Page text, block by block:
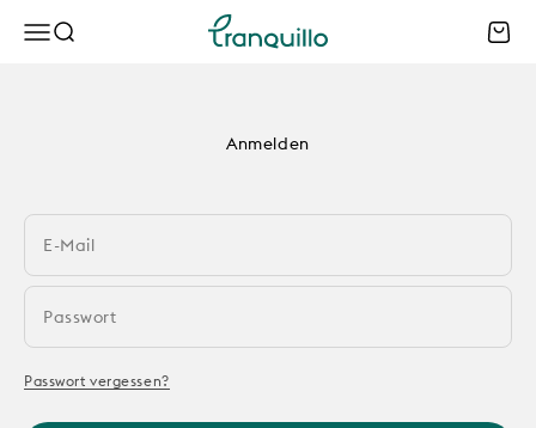
MenüSuche Tranquillo B2B
Anmelden
E-Mail
Passwort
Passwort vergessen?